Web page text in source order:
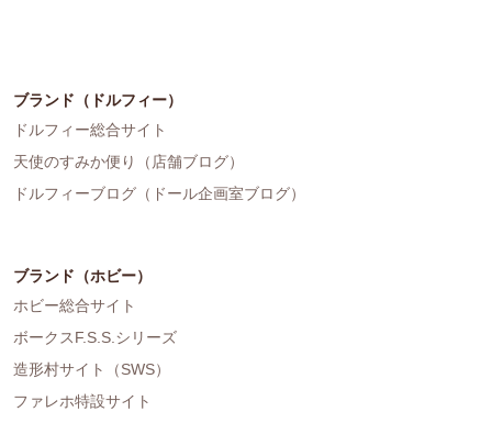
ブランド（ドルフィー）
ドルフィー総合サイト
天使のすみか便り（店舗ブログ）
ドルフィーブログ（ドール企画室ブログ）
ブランド（ホビー）
ホビー総合サイト
ボークスF.S.S.シリーズ
造形村サイト（SWS）
ファレホ特設サイト